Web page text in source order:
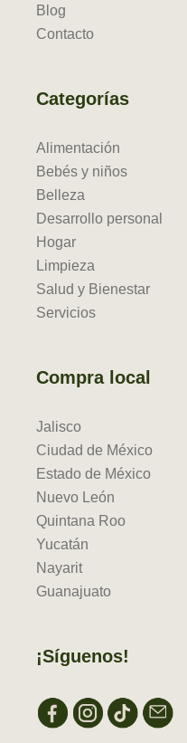
Blog
Contacto
Categorías
Alimentación
Bebés y niños
Belleza
Desarrollo personal
Hogar
Limpieza
Salud y Bienestar
Servicios
Compra local
Jalisco
Ciudad de México
Estado de México
Nuevo León
Quintana Roo
Yucatán
Nayarit
Guanajuato
¡Síguenos!